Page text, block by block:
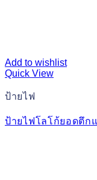
Add to wishlist
Quick View
ป้ายไฟ
ป้ายไฟโลโก้ยอดตึก